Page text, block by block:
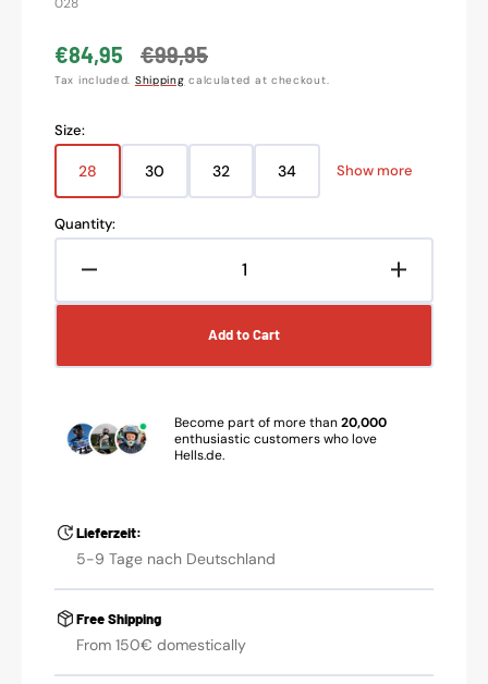
Sale
€84,95
Regular
€99,95
Tax included. Shipping calculated at checkout.
Size:
28Variant
sold
out
or
30Variant
sold
or
32Variant
sold
or
34Variant
sold
or
Show more
Quantity:
quantity
Linear
black-
white
Increase
quantity
Linear
Add to Cart
Become part of more than20,000
enthusiastic customers who love
Hells.de.
Lieferzeit:
5-9 Tage nach Deutschland
Free Shipping
From 150€ domestically